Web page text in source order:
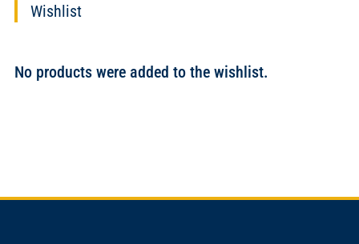
Wishlist
No products were added to the wishlist.